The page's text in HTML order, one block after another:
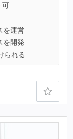
可
を運営
を開発
られる